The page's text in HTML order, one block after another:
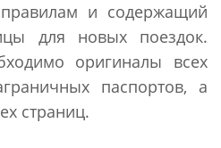
и содержащий
для новых поездок.
оригиналы всех
паспортов, а
страниц.